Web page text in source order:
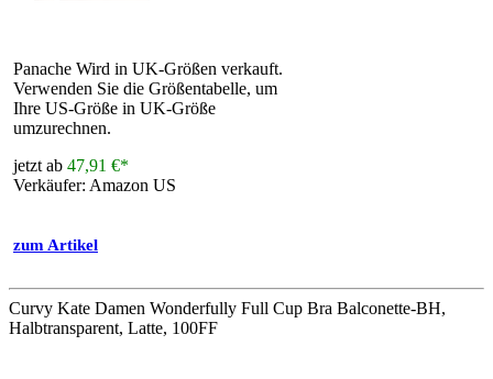
Panache Wird in UK-Größen verkauft.
Verwenden Sie die Größentabelle, um
Ihre US-Größe in UK-Größe
umzurechnen.
jetzt ab 47,91 €*
Verkäufer: Amazon US
zum Artikel
Curvy Kate Damen Wonderfully Full Cup Bra Balconette-BH,
Halbtransparent, Latte, 100FF